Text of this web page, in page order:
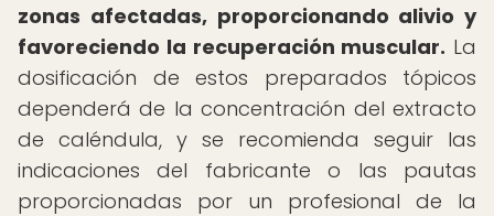
zonas afectadas, proporcionando alivio y
favoreciendo la recuperación muscular. La
dosificación de estos preparados tópicos
dependerá de la concentración del extracto
de caléndula, y se recomienda seguir las
indicaciones del fabricante o las pautas
proporcionadas por un profesional de la